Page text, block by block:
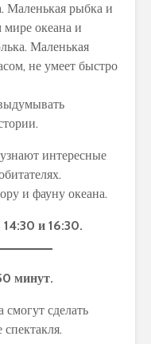
Маленькая рыбка и
океана и
Маленькая
не умеет быстро
интересные
и фауну океана.
и 16:30.
минут.
смогут сделать